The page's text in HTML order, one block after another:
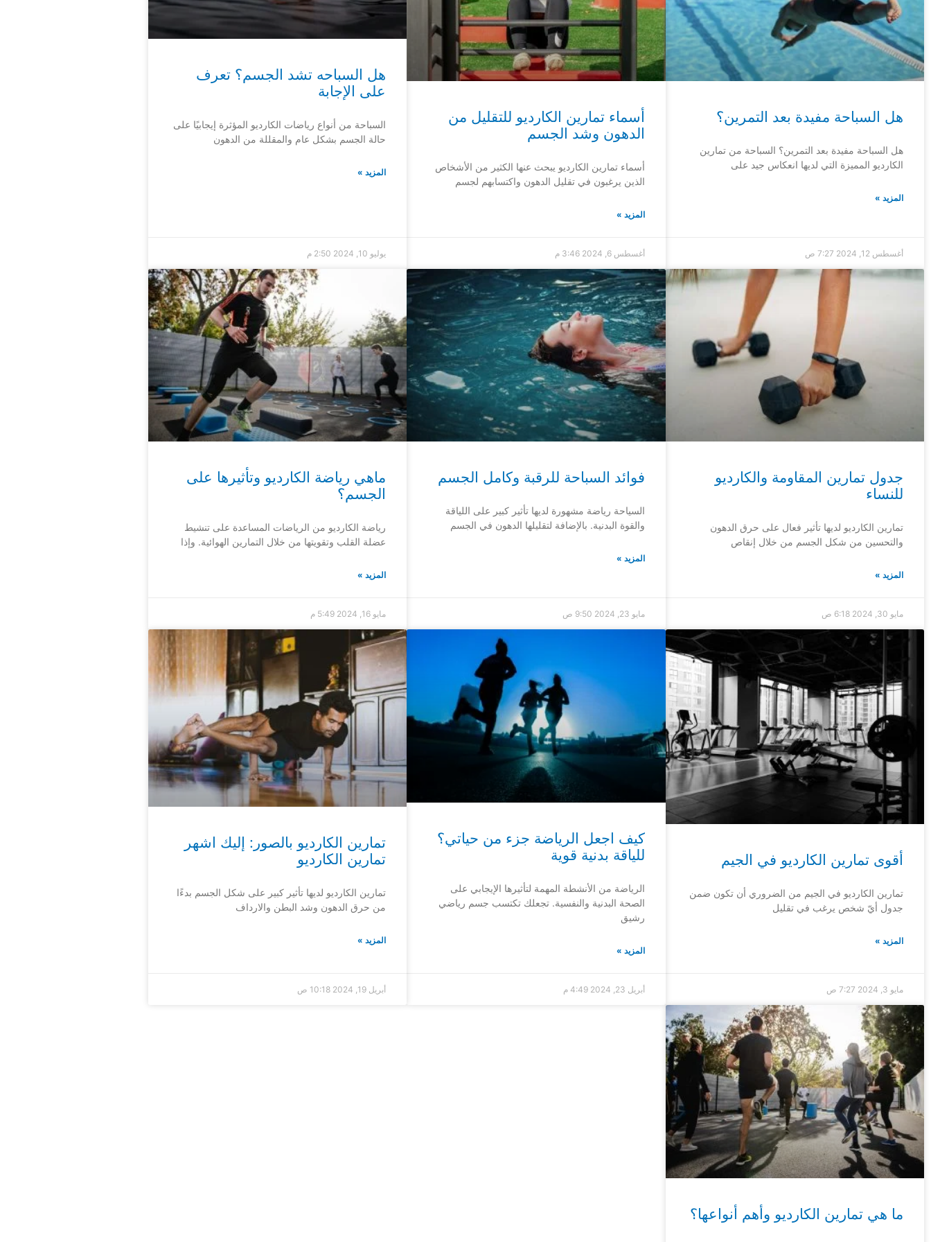
هل السباحة مفيدة بعد التمرين؟
هل السباحة مفيدة بعد التمرين؟ السباحة من تمارين
الكارديو المميزة التي لديها انعكاس جيد على
المزيد »
أغسطس 12, 2024 7:27 ص
أسماء تمارين الكارديو للتقليل من
الدهون وشد الجسم
أسماء تمارين الكارديو يبحث عنها الكثير من الأشخاص
الذين يرغبون في تقليل الدهون واكتسابهم لجسم
المزيد »
أغسطس 6, 2024 3:46 م
هل السباحه تشد الجسم؟ تعرف
على الإجابة
السباحة من أنواع رياضات الكارديو المؤثرة إيجابيًا على
حالة الجسم بشكل عام والمقللة من الدهون
المزيد »
يوليو 10, 2024 2:50 م
جدول تمارين المقاومة والكارديو
للنساء
تمارين الكارديو لديها تأثير فعال على حرق الدهون
والتحسين من شكل الجسم من خلال إنقاص
المزيد »
مايو 30, 2024 6:18 ص
فوائد السباحة للرقبة وكامل الجسم
السياحة رياضة مشهورة لديها تأثير كبير على اللياقة
والقوة البدنية. بالإضافة لتقليلها الدهون في الجسم
المزيد »
مايو 23, 2024 9:50 ص
ماهي رياضة الكارديو وتأثيرها على
الجسم؟
رياضة الكارديو من الرياضات المساعدة على تنشيط
عضلة القلب وتقويتها من خلال التمارين الهوائية. وإذا
المزيد »
مايو 16, 2024 5:49 م
أقوى تمارين الكارديو في الجيم
تمارين الكارديو في الجيم من الضروري أن تكون ضمن
جدول أيّ شخص يرغب في تقليل
المزيد »
مايو 3, 2024 7:27 ص
كيف اجعل الرياضة جزء من حياتي؟
للياقة بدنية قوية
الرياضة من الأنشطة المهمة لتأثيرها الإيجابي على
الصحة البدنية والنفسية. تجعلك تكتسب جسم رياضي
رشيق
المزيد »
أبريل 23, 2024 4:49 م
تمارين الكارديو بالصور: إليك اشهر
تمارين الكارديو
تمارين الكارديو لديها تأثير كبير على شكل الجسم بدءًا
من حرق الدهون وشد البطن والارداف
المزيد »
أبريل 19, 2024 10:18 ص
ما هي تمارين الكارديو وأهم أنواعها؟